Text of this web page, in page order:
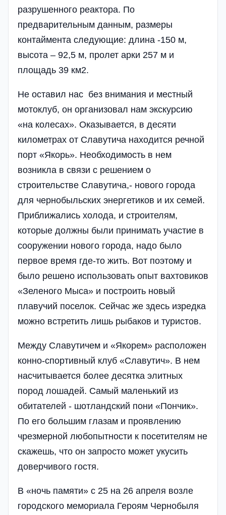
разрушенного реактора. По
предварительным данным, размеры
контаймента следующие: длина -150 м,
высота – 92,5 м, пролет арки 257 м и
площадь 39 км2.
Не оставил нас без внимания и местный
мотоклуб, он организовал нам экскурсию
«на колесах». Оказывается, в десяти
километрах от Славутича находится речной
порт «Якорь». Необходимость в нем
возникла в связи с решением о
строительстве Славутича,- нового города
для чернобыльских энергетиков и их семей.
Приближались холода, и строителям,
которые должны были принимать участие в
сооружении нового города, надо было
первое время где-то жить. Вот поэтому и
было решено использовать опыт вахтовиков
«Зеленого Мы­са» и построить новый
плавучий поселок. Сейчас же здесь изредка
можно встретить лишь рыбаков и туристов.
Между Славутичем и «Якорем» расположен
конно-спортивный клуб «Славутич». В нем
насчитывается более десятка элитных
пород лошадей. Самый маленький из
обитателей - шотландский пони «Пончик».
По его большим глазам и проявлению
чрезмерной любопытности к посетителям не
скажешь, что он запросто может укусить
доверчивого гостя.
В «ночь памяти» с 25 на 26 апреля возле
городского мемориала Героям Чернобыля